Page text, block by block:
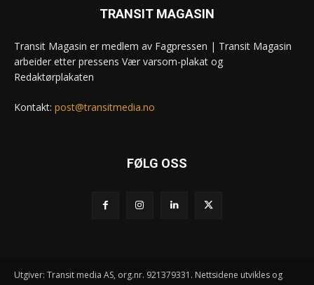
TRANSIT MAGASIN
Transit Magasin er medlem av Fagpressen | Transit Magasin
arbeider etter pressens Vær varsom-plakat og
Redaktørplakaten
Kontakt: post@transitmedia.no
FØLG OSS
Utgiver: Transit media AS, org.nr. 921379331. Nettsidene utvikles og